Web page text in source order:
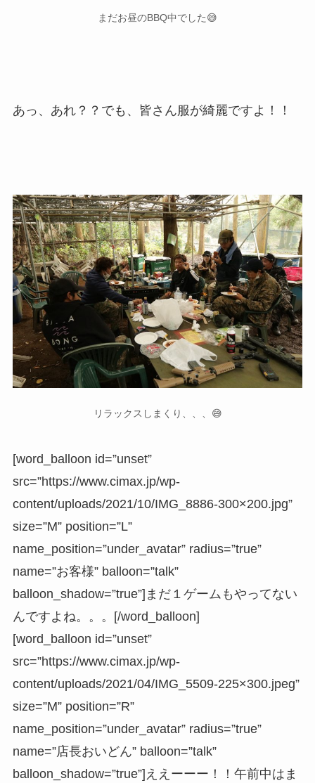
まだお昼のBBQ中でした😅
あっ、あれ？？でも、皆さん服が綺麗ですよ！！
リラックスしまくり、、、😅
[word_balloon id=”unset”
src=”https://www.cimax.jp/wp-
content/uploads/2021/10/IMG_8886-300×200.jpg”
size=”M” position=”L”
name_position=”under_avatar” radius=”true”
name=”お客様” balloon=”talk”
balloon_shadow=”true”]まだ１ゲームもやってない
んですよね。。。[/word_balloon]
[word_balloon id=”unset”
src=”https://www.cimax.jp/wp-
content/uploads/2021/04/IMG_5509-225×300.jpeg”
size=”M” position=”R”
name_position=”under_avatar” radius=”true”
name=”店長おいどん” balloon=”talk”
balloon_shadow=”true”]ええーーー！！午前中はま